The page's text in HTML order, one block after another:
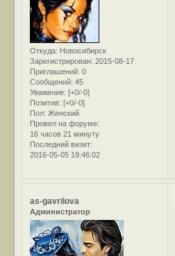
Откуда: Новосибирск
Зарегистрирован: 2015-08-17
Приглашений: 0
Сообщений: 45
Уважение: [+0/-0]
Позитив: [+0/-0]
Пол: Женский
Провел на форуме:
16 часов 21 минуту
Последний визит:
2016-05-05 19:46:02
as-gavrilova
Администратор